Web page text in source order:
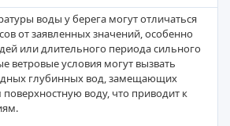
воды у берега могут отличаться
от заявленных значений, особенно
или длительного периода сильного
ветровые условия могут вызвать
глубинных вод, замещающих
воду, что приводит к